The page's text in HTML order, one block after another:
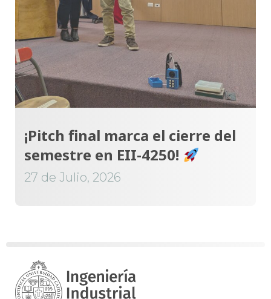
¡Pitch final marca el cierre del
semestre en EII-4250!
27 de Julio, 2026